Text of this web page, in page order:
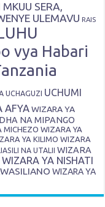
SERA,
ULEMAVU RAIS
vya Habari
UCHAGUZI UCHUMI
AFYA WIZARA YA
NA MIPANGO
MICHEZO WIZARA YA
YA KILIMO WIZARA
NA UTALII WIZARA
WIZARA YA NISHATI
WIZARA YA